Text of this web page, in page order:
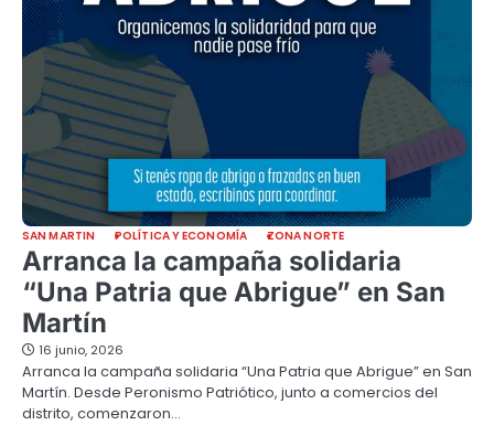
SAN MARTIN POLÍTICA Y ECONOMÍA ZONA NORTE
Arranca la campaña solidaria
“Una Patria que Abrigue” en San
Martín
16 junio, 2026
Arranca la campaña solidaria “Una Patria que Abrigue” en San
Martín. Desde Peronismo Patriótico, junto a comercios del
distrito, comenzaron…